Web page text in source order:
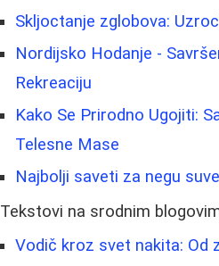
Skljoctanje zglobova:
Nordijsko Hodanje -
Rekreaciju
Kako Se Prirodno Ugojiti:
Telesne Mase
Najbolji saveti za negu
Tekstovi na srodnim
Vodič kroz svet nakita: Od